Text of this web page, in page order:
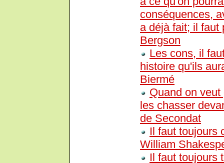
conséquences,
a déjà fait; il faut
Bergson
Les cons, il
histoire qu'ils
Biermé
Quand on
les chasser
de Secondat
Il faut toujours
William
Il faut toujours